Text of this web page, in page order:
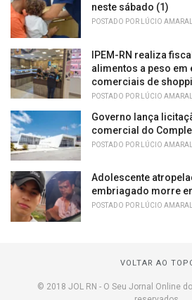
neste sábado (1)
POSTADO POR LÚCIO AMARAL
IPEM-RN realiza
alimentos a peso em
comerciais de
POSTADO POR LÚCIO AMARAL
Governo lança
comercial do
POSTADO POR LÚCIO AMARAL
Adolescente
embriagado morre
POSTADO POR LÚCIO
VOLTAR AO
© 2018 JOL RN - O Seu Jornal Online